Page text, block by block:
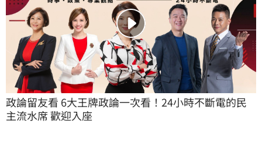
政論留友看 6大王牌政論一次看！24小時不斷電的民
主流水席 歡迎入座